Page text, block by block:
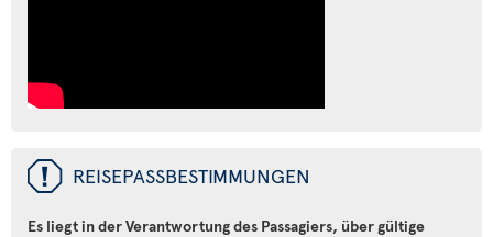
ü REISEPASSBESTIMMUNGEN
Es liegt in der Verantwortung des Passagiers, über gültige